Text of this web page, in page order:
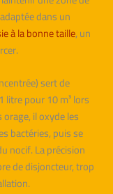
dans un
à la bonne taille, un
sert de
litre pour 10 m³ lors
il oxyde les
bactéries, puis se
nocif. La précision
de disjoncteur, trop